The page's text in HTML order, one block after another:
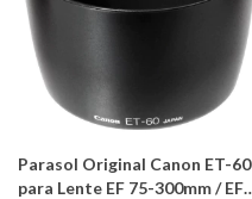
Parasol Original Canon ET-60
para Lente EF 75-300mm / EF